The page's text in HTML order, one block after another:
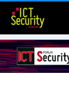
Salta
contenuto